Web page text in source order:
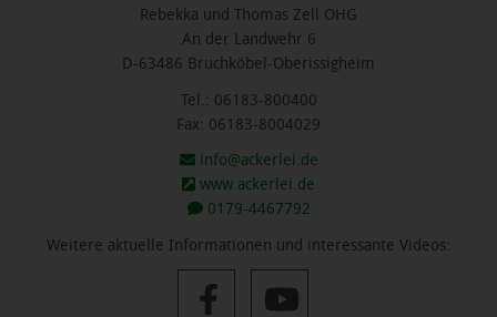
Rebekka und Thomas Zell OHG
An der Landwehr 6
D-63486 Bruchköbel-Oberissigheim
Tel.: 06183-800400
Fax: 06183-8004029
info@ackerlei.de
www.ackerlei.de
0179-4467792
Weitere aktuelle Informationen und interessante Videos: